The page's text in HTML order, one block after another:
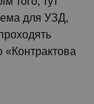
для УЗД,
«Контрактова